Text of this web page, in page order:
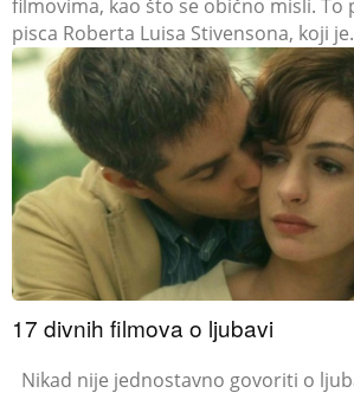
filmovima, kao što se obično misli. To
pisca Roberta Luisa Stivensona, koji
17 divnih filmova o ljubavi